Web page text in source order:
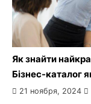
Як знайти
Бізнес-каталог
21 ноября, 2024